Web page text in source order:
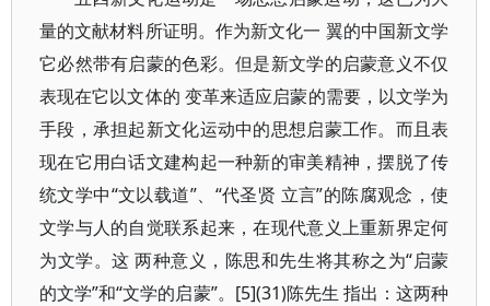
量的文献材料所证明。作为新文化一 翼的中国新文学
它必然带有启蒙的色彩。但是新文学的启蒙意义不仅
表现在它以文体的 变革来适应启蒙的需要，以文学为
手段，承担起新文化运动中的思想启蒙工作。而且表
现在它用白话文建构起一种新的审美精神，摆脱了传
统文学中“文以载道”、“代圣贤 立言”的陈腐观念，使
文学与人的自觉联系起来，在现代意义上重新界定何
为文学。这 两种意义，陈思和先生将其称之为“启蒙
的文学”和“文学的启蒙”。[5](31)陈先生 指出：这两种